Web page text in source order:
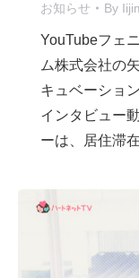
お知らせ By
YouTubeフェ
ム株式会社の
キュベーショ
インタビュー
ーは、居住滞